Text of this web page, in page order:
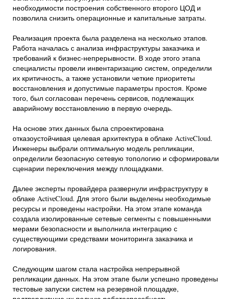
необходимости построения собственного второго ЦОД и
позволила снизить операционные и капитальные затраты.
Реализация проекта была разделена на несколько этапов.
Работа началась с анализа инфраструктуры заказчика и
требований к бизнес-непрерывности. В ходе этого этапа
специалисты провели инвентаризацию систем, определили
их критичность, а также установили четкие приоритеты
восстановления и допустимые параметры простоя. Кроме
того, был согласован перечень сервисов, подлежащих
аварийному восстановлению в первую очередь.
На основе этих данных была спроектирована
отказоустойчивая целевая архитектура в облаке ActiveCloud.
Инженеры выбрали оптимальную модель репликации,
определили безопасную сетевую топологию и сформировали
сценарии переключения между площадками.
Далее эксперты провайдера развернули инфраструктуру в
облаке ActiveCloud. Для этого были выделены необходимые
ресурсы и проведены настройки. На этом этапе команда
создала изолированные сетевые сегменты с повышенными
мерами безопасности и выполнила интеграцию с
существующими средствами мониторинга заказчика и
логирования.
Следующим шагом стала настройка непрерывной
репликации данных. На этом этапе были успешно проведены
тестовые запуски систем на резервной площадке,